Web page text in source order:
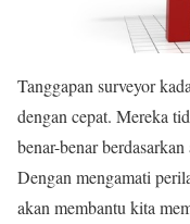
Tanggapan surveyor
dengan cepat. Mereka
benar-benar
Dengan mengamati
akan membantu kita